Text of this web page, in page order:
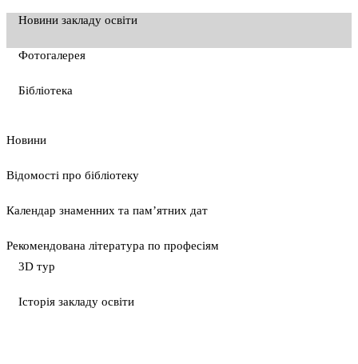
Новини закладу освіти
Фотогалерея
Бібліотека
Новини
Відомості про бібліотеку
Календар знаменних та пам’ятних дат
Рекомендована література по професіям
3D тур
Історія закладу освіти